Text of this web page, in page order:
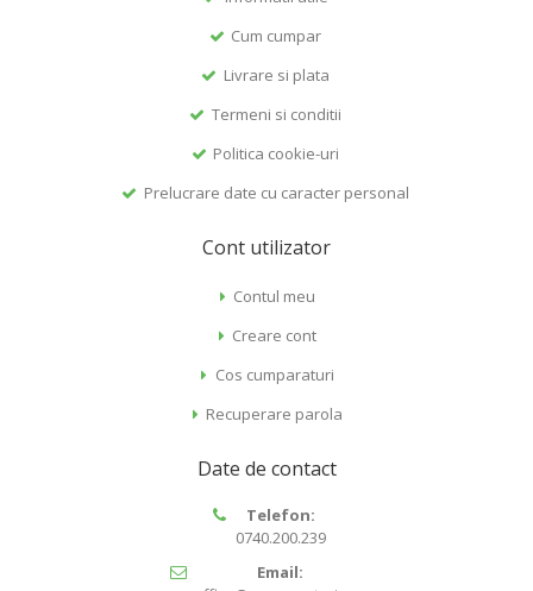
Cum cumpar
Livrare si plata
Termeni si conditii
Politica cookie-uri
Prelucrare date cu caracter personal
Cont utilizator
Contul meu
Creare cont
Cos cumparaturi
Recuperare parola
Date de contact
Telefon:
0740.200.239
Email: